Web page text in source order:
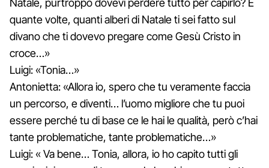
Natale, purtroppo dovevi perdere tutto per capirlo? E
quante volte, quanti alberi di Natale ti sei fatto sul
divano che ti dovevo pregare come Gesù Cristo in
croce…»
Luigi: «Tonia…»
Antonietta: «Allora io, spero che tu veramente faccia
un percorso, e diventi… l’uomo migliore che tu puoi
essere perché tu di base ce le hai le qualità, però c’hai
tante problematiche, tante problematiche…»
Luigi: « Va bene… Tonia, allora, io ho capito tutti gli